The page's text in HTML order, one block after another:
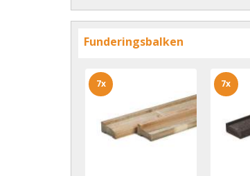
Funderingsbalken
7x 7x